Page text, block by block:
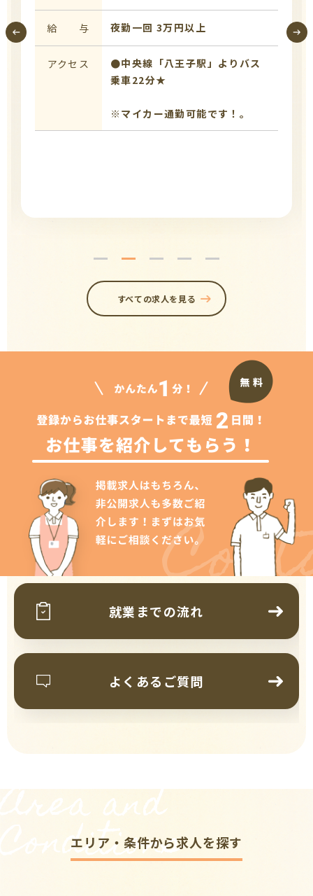
給 与 夜勤一回 3万円以上
アクセス
●中央線「八王子駅」よりバス
乗車22分★
※マイカー通勤可能です！。
すべての求人を見る
就業までの流れ
よくあるご質問
Area and
Conditions
エリア・条件から求人を探す